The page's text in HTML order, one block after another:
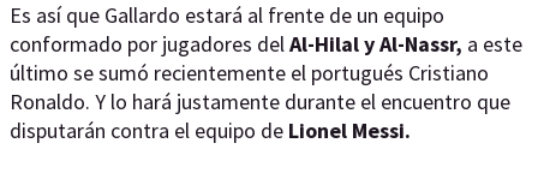
Es así que Gallardo estará al frente de un equipo
conformado por jugadores delAl-Hilal y Al-Nassr, a este
último se sumó recientemente el portugués Cristiano
Ronaldo. Y lo hará justamente durante el encuentro que
disputarán contra el equipo de Lionel Messi.